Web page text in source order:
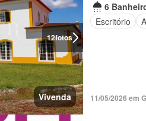
12fotos
Vivenda
6
Escritório
11/05/2026 em